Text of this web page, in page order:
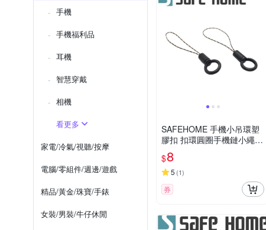
SONY X系列
Xperia 1系列
手機
手機福利品
耳機
智慧穿戴
相機
看更多
家電/冷氣/視聽/按摩
電腦/零組件/週邊/遊戲
精品/黃金/珠寶/手錶
女裝/男裝/牛仔休閒
SAFEHOME 手機小吊環塑
膠扣 扣環圓圈手機鏈小繩頭
吊環手指掛繩 7公分長 CPA
044
$8
5 (1)
券